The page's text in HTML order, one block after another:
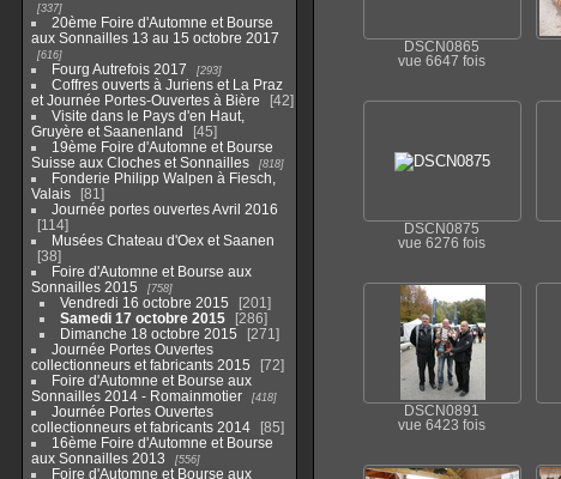
337
20ème Foire d'Automne et Bourse
aux Sonnailles 13 au 15 octobre 2017
616
Fourg Autrefois 2017 293
Coffres ouverts à Juriens et La Praz
et Journée Portes-Ouvertes à Bière
42
Visite dans le Pays d'en Haut,
Gruyère et Saanenland
45
19ème Foire d'Automne et Bourse
Suisse aux Cloches et Sonnailles
818
Fonderie Philipp Walpen à Fiesch,
Valais
81
Journée portes ouvertes Avril 2016
114
Musées Chateau d'Oex et Saanen
38
Foire d'Automne et Bourse aux
Sonnailles 2015
758
Vendredi 16 octobre 2015
201
Samedi 17 octobre 2015
286
Dimanche 18 octobre 2015
271
Journée Portes Ouvertes
collectionneurs et fabricants 2015
72
Foire d'Automne et Bourse aux
Sonnailles 2014 - Romainmotier
418
Journée Portes Ouvertes
collectionneurs et fabricants 2014
85
16ème Foire d'Automne et Bourse
aux Sonnailles 2013
556
Foire d'Automne et Bourse aux
DSCN0865
vue 6647 fois
DSCN0875
vue 6276 fois
DSCN0891
vue 6423 fois